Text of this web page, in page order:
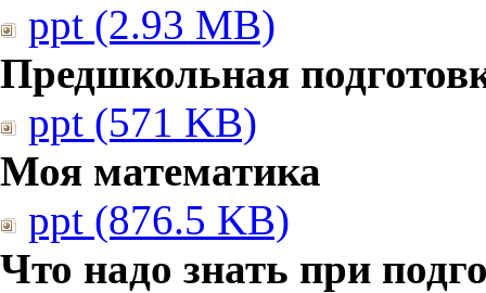
ppt (2.93 MB)
Предшкольная
ppt (571 KB)
Моя математика
ppt (876.5 KB)
Что надо знать при